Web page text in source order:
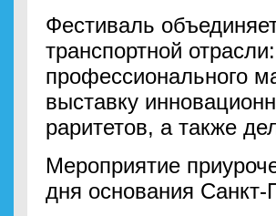
Фестиваль
транспортной
профессионального
выставку
раритетов, а также
Мероприятие
дня основания Санкт-